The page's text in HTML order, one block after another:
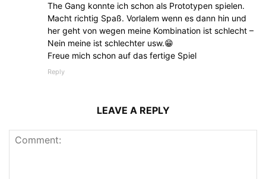
The Gang konnte ich schon als Prototypen spielen.
Macht richtig Spaß. Vorlalem wenn es dann hin und
her geht von wegen meine Kombination ist schlecht –
Nein meine ist schlechter usw.😁
Freue mich schon auf das fertige Spiel
Reply
LEAVE A REPLY